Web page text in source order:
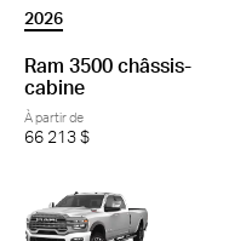
2026
Ram 3500 châssis-
cabine
À partir de
66 213 $